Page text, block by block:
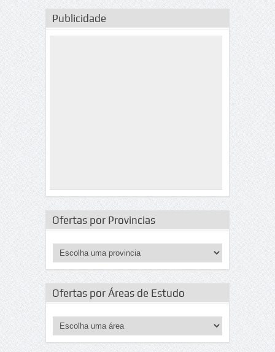
Publicidade
Ofertas por Provincias
Ofertas por Áreas de Estudo